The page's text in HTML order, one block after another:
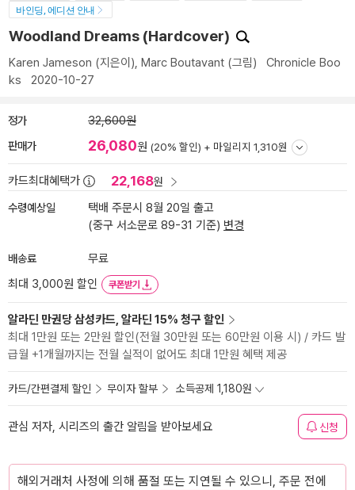
바인딩, 에디션 안내
Woodland Dreams (Hardcover)
Karen Jameson (지은이), Marc Boutavant (그림) Chronicle Boo
ks 2020-10-27
정가 32,600원
판매가 26,080원 (20% 할인) + 마일리지 1,310원
카드최대혜택가 22,168원
수령예상일
택배 주문시 8월 20일 출고
(중구 서소문로 89-31 기준) 변경
배송료
무료
최대 3,000원 할인
쿠폰받기
알라딘 만권당 삼성카드, 알라딘 15% 청구 할인
최대 1만원 또는 2만원 할인(전월 30만원 또는 60만원 이용 시) / 카드 발
급월 +1개월까지는 전월 실적이 없어도 최대 1만원 혜택 제공
카드/간편결제 할인 무이자 할부 소득공제 1,180원
관심 저자, 시리즈의 출간 알림을 받아보세요 신청
해외거래처 사정에 의해 품절 또는 지연될 수 있으니, 주문 전에